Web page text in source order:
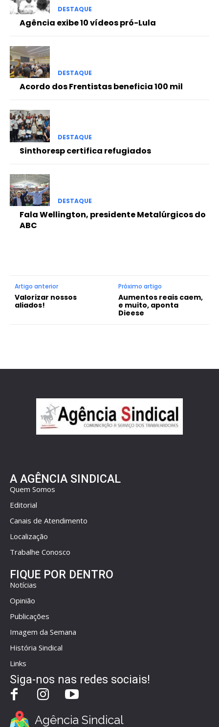
DESTAQUE
Agência exibe 10 vídeos pró-Lula
DESTAQUE
Acordo dos Frentistas beneficia 100 mil
DESTAQUE
Sinthoresp certifica refugiados
DESTAQUE
Fala Wellington, presidente Metalúrgicos do
ABC
Artigo anterior
Valorizar nossos
aliados!
Próximo artigo
Aumentos reais caem,
e muito, aponta
Dieese
A AGÊNCIA SINDICAL
Quem Somos
Editorial
Canais de Atendimento
Localização
Trabalhe Conosco
FIQUE POR DENTRO
Notícias
Opinião
Publicações
Imagem da Semana
História Sindical
Links
Siga-nos nas redes sociais!
Agência Sindical